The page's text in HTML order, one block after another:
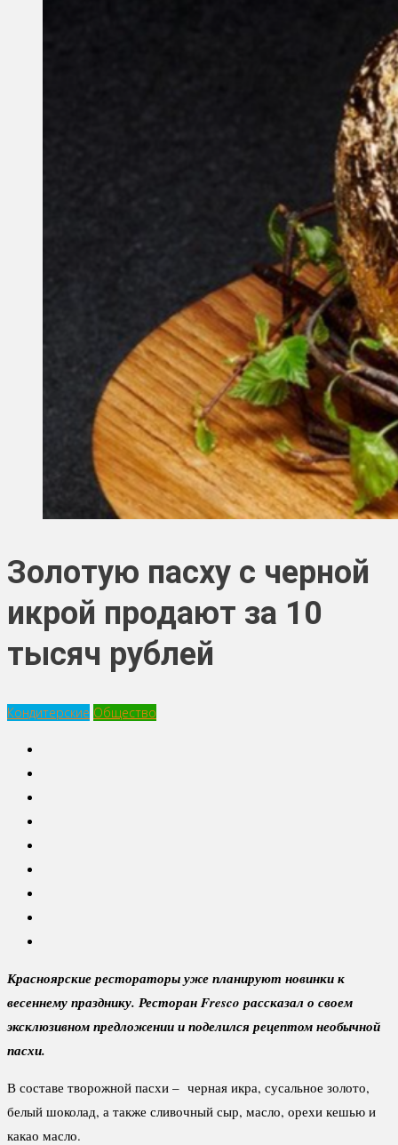
Золотую пасху с черной
икрой продают за 10
тысяч рублей
Кондитерские Общество
Красноярские рестораторы уже планируют новинки к
весеннему празднику. Ресторан Fresco рассказал о своем
эксклюзивном предложении и поделился рецептом необычной
пасхи.
В составе творожной пасхи – черная икра, сусальное золото,
белый шоколад, а также сливочный сыр, масло, орехи кешью и
какао масло.